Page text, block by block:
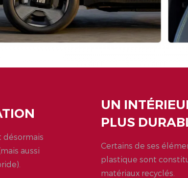
désormais
aussi
UN
PLUS
Certains de ses
plastique sont
matériaux recyclés.